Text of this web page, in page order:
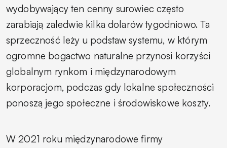
wydobywający ten cenny surowiec często
zarabiają zaledwie kilka dolarów tygodniowo. Ta
sprzeczność leży u podstaw systemu, w którym
ogromne bogactwo naturalne przynosi korzyści
globalnym rynkom i międzynarodowym
korporacjom, podczas gdy lokalne społeczności
ponoszą jego społeczne i środowiskowe koszty.
W 2021 roku międzynarodowe firmy